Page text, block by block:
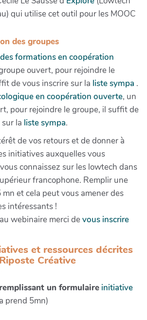
qui utilise cet outil pour les MOOC
des groupes
formations en coopération
ouvert, pour rejoindre le
de vous inscrire sur la liste sympa .
en coopération ouverte, un
pour rejoindre le groupe, il suffit de
la liste sympa.
de vos retours et de donner à
initiatives auxquelles vous
connaissez sur les lowtech dans
francophone. Remplir une
et cela peut vous amener des
intéressants !
webinaire merci devous inscrire
et ressources décrites
Créative
un formulaire initiative
prend 5mn)